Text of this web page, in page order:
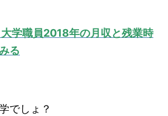
学職員2018年の月収と残業時
る
でしょ？